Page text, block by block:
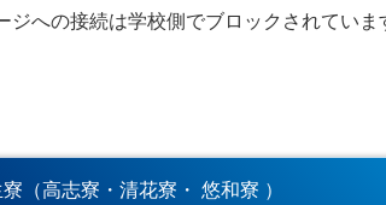
への接続は学校側でブロックされていま
（高志寮・清花寮・ 悠和寮 ）